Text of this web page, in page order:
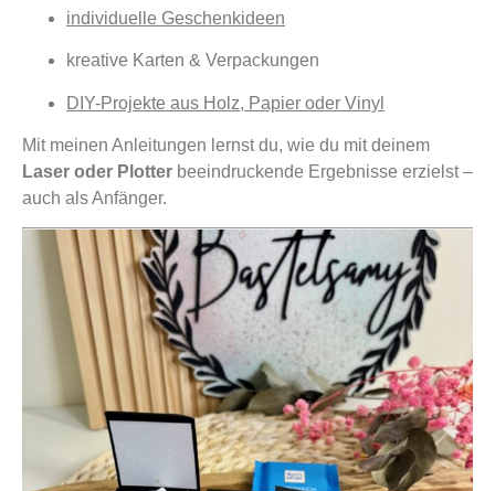
individuelle Geschenkideen
kreative Karten & Verpackungen
DIY-Projekte aus Holz, Papier oder Vinyl
Mit meinen Anleitungen lernst du, wie du mit deinem
Laser oder Plotter beeindruckende Ergebnisse erzielst –
auch als Anfänger.